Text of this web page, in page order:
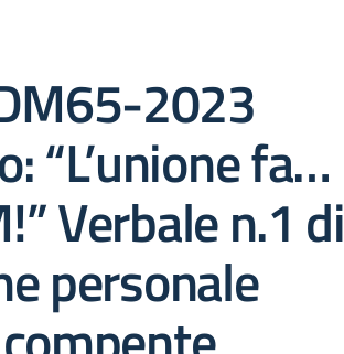
2023
“L’unione fa…
Verbale n.1 di
personale